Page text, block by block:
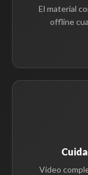
El material
offline
Video